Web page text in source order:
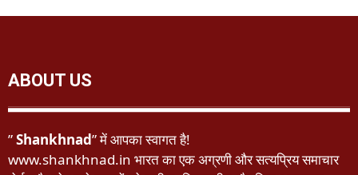
ABOUT US
”Shankhnad” में आपका स्वागत है!
www.shankhnad.in भारत का एक अग्रणी और सत्यप्रिय समाचार